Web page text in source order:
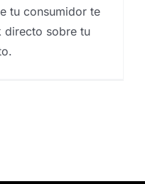
tu consumidor te
directo sobre tu